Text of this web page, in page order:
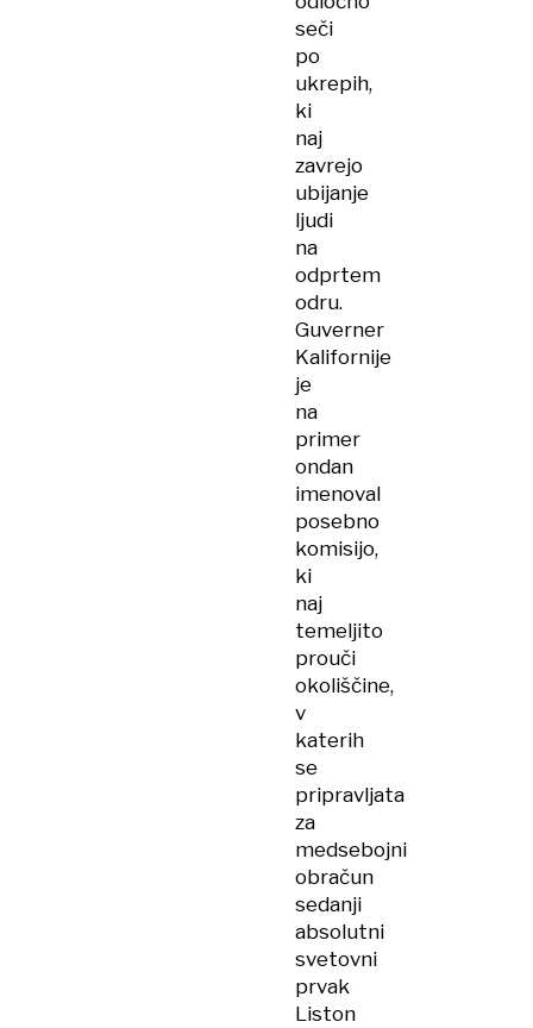
seči
po
ukrepih,
ki
naj
zavrejo
ubijanje
ljudi
na
odprtem
odru.
Guverner
Kalifornije
je
na
primer
ondan
imenoval
posebno
komisijo,
ki
naj
temeljito
prouči
okoliščine,
v
katerih
se
pripravljata
za
medsebojni
obračun
sedanji
absolutni
svetovni
prvak
Liston